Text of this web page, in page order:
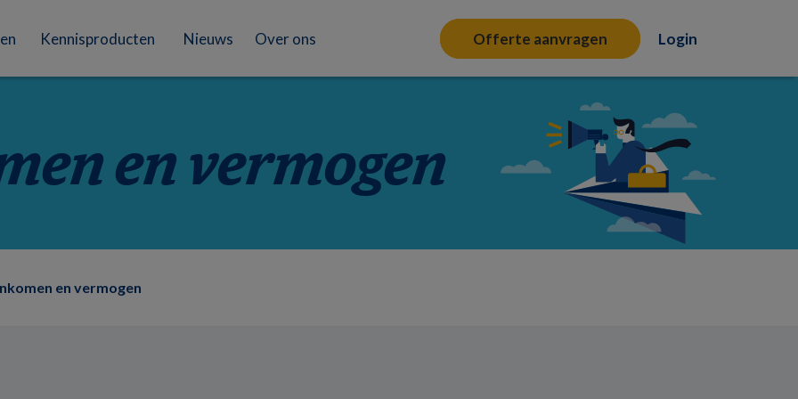
Kennisproducten Nieuws Over ons Offerte aanvragen Login
en vermogen
en vermogen